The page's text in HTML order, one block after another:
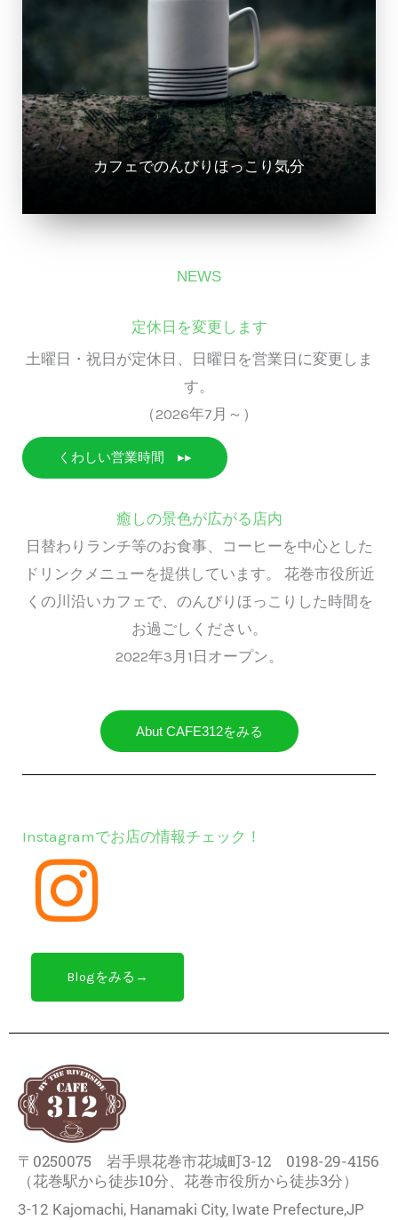
カフェでのんびりほっこり気分
NEWS
定休日を変更します
土曜日・祝日が定休日、日曜日を営業日に変更しま
す。
（2026年7月～）
くわしい営業時間 ▸▸
癒しの景色が広がる店内
日替わりランチ等のお食事、コーヒーを中心とした
ドリンクメニューを提供しています。 花巻市役所近
くの川沿いカフェで、のんびりほっこりした時間を
お過ごしください。
2022年3月1日オープン。
Abut CAFE312をみる
Instagramでお店の情報チェック！
Blogをみる→
〒0250075 岩手県花巻市花城町3-12 0198-29-4156
（花巻駅から徒歩10分、花巻市役所から徒歩3分）
3-12 Kajomachi, Hanamaki City, Iwate Prefecture,JP